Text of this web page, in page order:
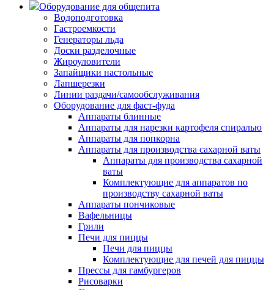
Оборудование для общепита
Водоподготовка
Гастроемкости
Генераторы льда
Доски разделочные
Жироуловители
Запайщики настольные
Лапшерезки
Линии раздачи/самообслуживания
Оборудование для фаст-фуда
Аппараты блинные
Аппараты для нарезки картофеля спиралью
Аппараты для попкорна
Аппараты для производства сахарной ваты
Аппараты для производства сахарной
ваты
Комплектующие для аппаратов по
производству сахарной ваты
Аппараты пончиковые
Вафельницы
Грили
Печи для пиццы
Печи для пиццы
Комплектующие для печей для пиццы
Прессы для гамбургеров
Рисоварки